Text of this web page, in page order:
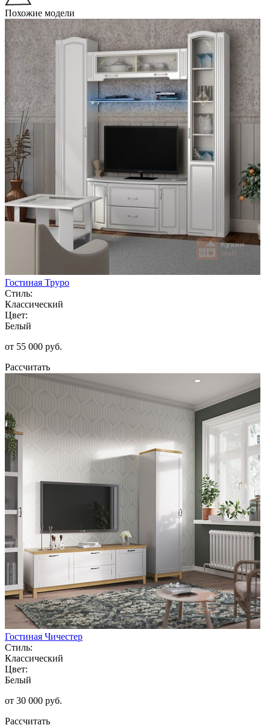
Похожие модели
Гостиная Труро
Стиль:
Классический
Цвет:
Белый
от 55 000 руб.
Рассчитать
Гостиная Чичестер
Стиль:
Классический
Цвет:
Белый
от 30 000 руб.
Рассчитать